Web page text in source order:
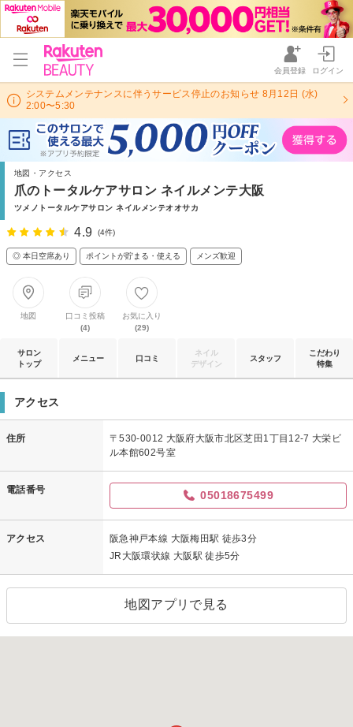
会員登録 ログイン
システムメンテナンスに伴うサービス停止のお知らせ 8月12日 (水)
2:00〜5:30
地図・アクセス
爪のトータルケアサロン ネイルメンテ大阪
ツメノトータルケアサロン ネイルメンテオオサカ
4.9 (4件)
◎ 本日空席あり ポイントが貯まる・使える メンズ歓迎
地図
口コミ投稿
(4)
お気に入り
(29)
サロン
トップ
メニュー 口コミ
ネイル
デザイン
スタッフ
こだわり
特集
アクセス
住所
〒530-0012 大阪府大阪市北区芝田1丁目12-7 大栄ビ
ル本館602号室
電話番号 05018675499
アクセス
阪急神戸本線 大阪梅田駅 徒歩3分
JR大阪環状線 大阪駅 徒歩5分
地図アプリで見る